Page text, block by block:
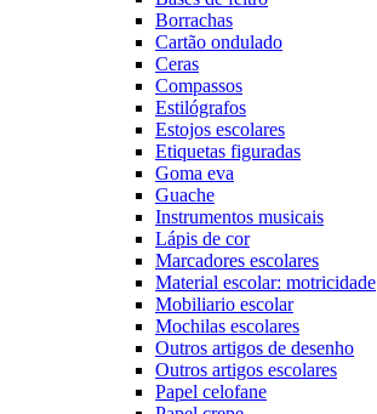
Borrachas
Cartão ondulado
Ceras
Compassos
Estilógrafos
Estojos escolares
Etiquetas figuradas
Goma eva
Guache
Instrumentos musicais
Lápis de cor
Marcadores escolares
Material escolar: motricidade
Mobiliario escolar
Mochilas escolares
Outros artigos de desenho
Outros artigos escolares
Papel celofane